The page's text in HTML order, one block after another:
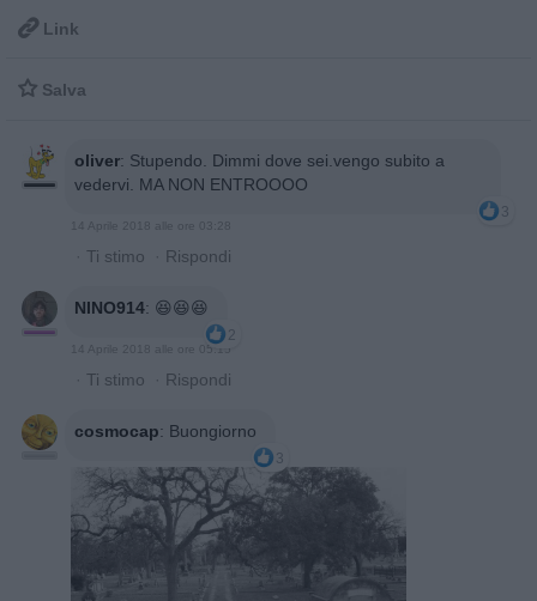
 Link
 Salva
oliver: Stupendo. Dimmi dove sei.vengo subito a
vedervi. MA NON ENTROOOO
3
14 Aprile 2018 alle ore 03:28
· Ti stimo · Rispondi
NINO914: 😆😆😆
2
14 Aprile 2018 alle ore 05:15
· Ti stimo · Rispondi
cosmocap: Buongiorno
3